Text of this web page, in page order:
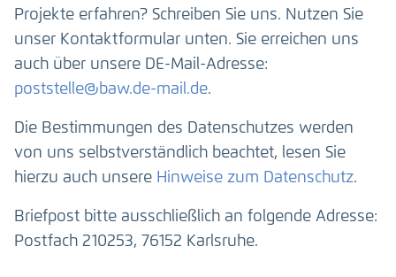
Projekte erfahren? Schreiben Sie uns. Nutzen Sie
unser Kontaktformular unten. Sie erreichen uns
auch über unsere DE-Mail-Adresse:
poststelle@baw.de-mail.de.
Die Bestimmungen des Datenschutzes werden
von uns selbstverständlich beachtet, lesen Sie
hierzu auch unsere Hinweise zum Datenschutz.
Briefpost bitte ausschließlich an folgende Adresse:
Postfach 210253, 76152 Karlsruhe.